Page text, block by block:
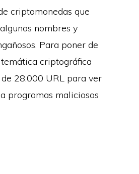
criptomonedas que
nombres y
Para poner de
criptográfica
28.000 URL para ver
programas maliciosos